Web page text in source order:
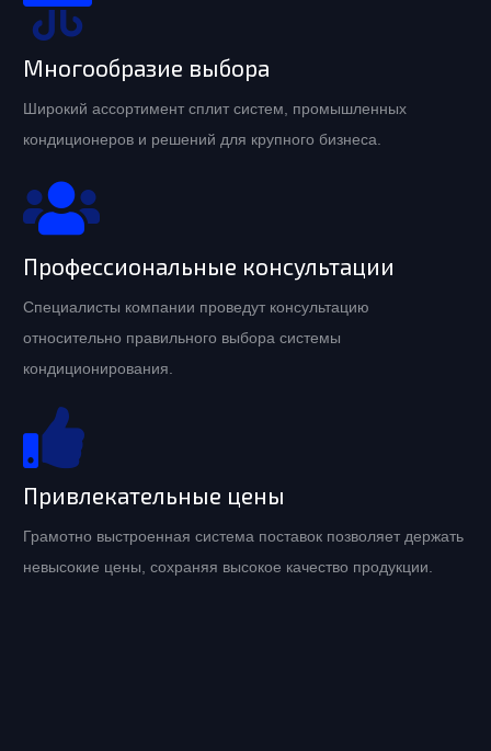
Многообразие выбора
Широкий ассортимент сплит систем, промышленных
кондиционеров и решений для крупного бизнеса.
Профессиональные консультации
Специалисты компании проведут консультацию
относительно правильного выбора системы
кондиционирования.
Привлекательные цены
Грамотно выстроенная система поставок позволяет держать
невысокие цены, сохраняя высокое качество продукции.